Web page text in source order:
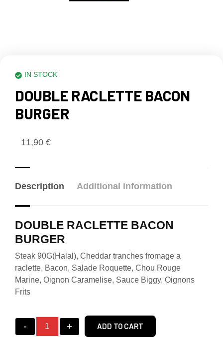
IN STOCK
DOUBLE RACLETTE BACON
BURGER
11,90 €
Description Additional information
DOUBLE RACLETTE BACON
BURGER
Steak 90G(Halal), Cheddar tranches fromage a
raclette, Bacon, Salade Roquette, Chou Rouge
Marine, Oignon Caramelise, Sauce Biggy, Oignons
Frits
- + ADD TO CART